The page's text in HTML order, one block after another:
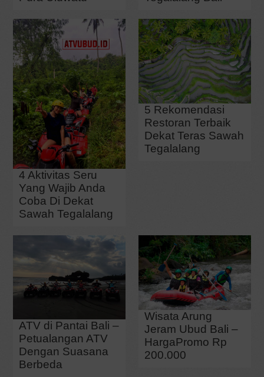
4 Aktivitas Seru
Yang Wajib Anda
Coba Di Dekat
Sawah Tegalalang
5 Rekomendasi
Restoran Terbaik
Dekat Teras Sawah
Tegalalang
ATV di Pantai Bali –
Petualangan ATV
Dengan Suasana
Berbeda
Wisata Arung
Jeram Ubud Bali –
HargaPromo Rp
200.000